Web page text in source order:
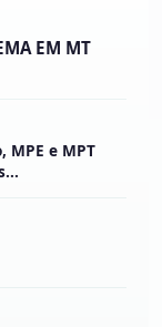
EM MT
MPE e MPT